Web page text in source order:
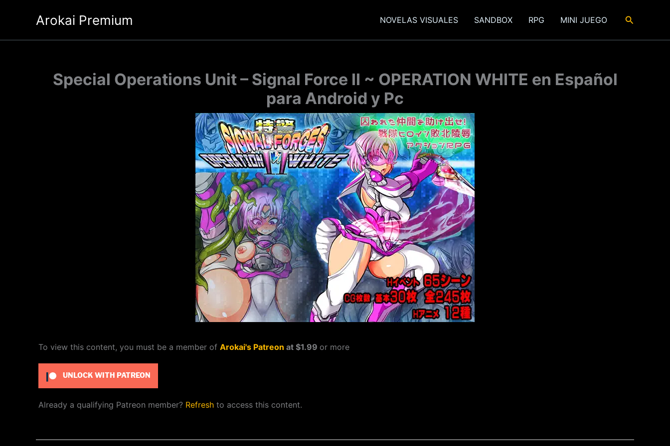
Arokai Premium NOVELAS VISUALES SANDBOX RPG MINI JUEGO Buscar
Special Operations Unit – Signal Force II ~ OPERATION WHITE en Español
para Android y Pc
To view this content, you must be a member of Arokai's Patreon at $1.99 or more
UNLOCK WITH PATREON
Already a qualifying Patreon member? Refresh to access this content.